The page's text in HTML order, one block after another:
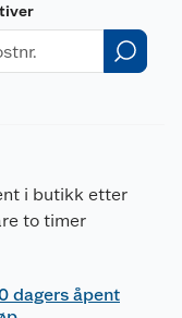
i butikk etter
to timer
dagers åpent